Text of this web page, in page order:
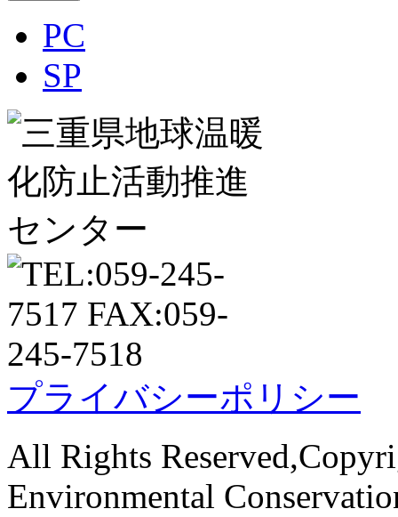
PC
SP
プライバシーポリシー
All Rights
Environmental